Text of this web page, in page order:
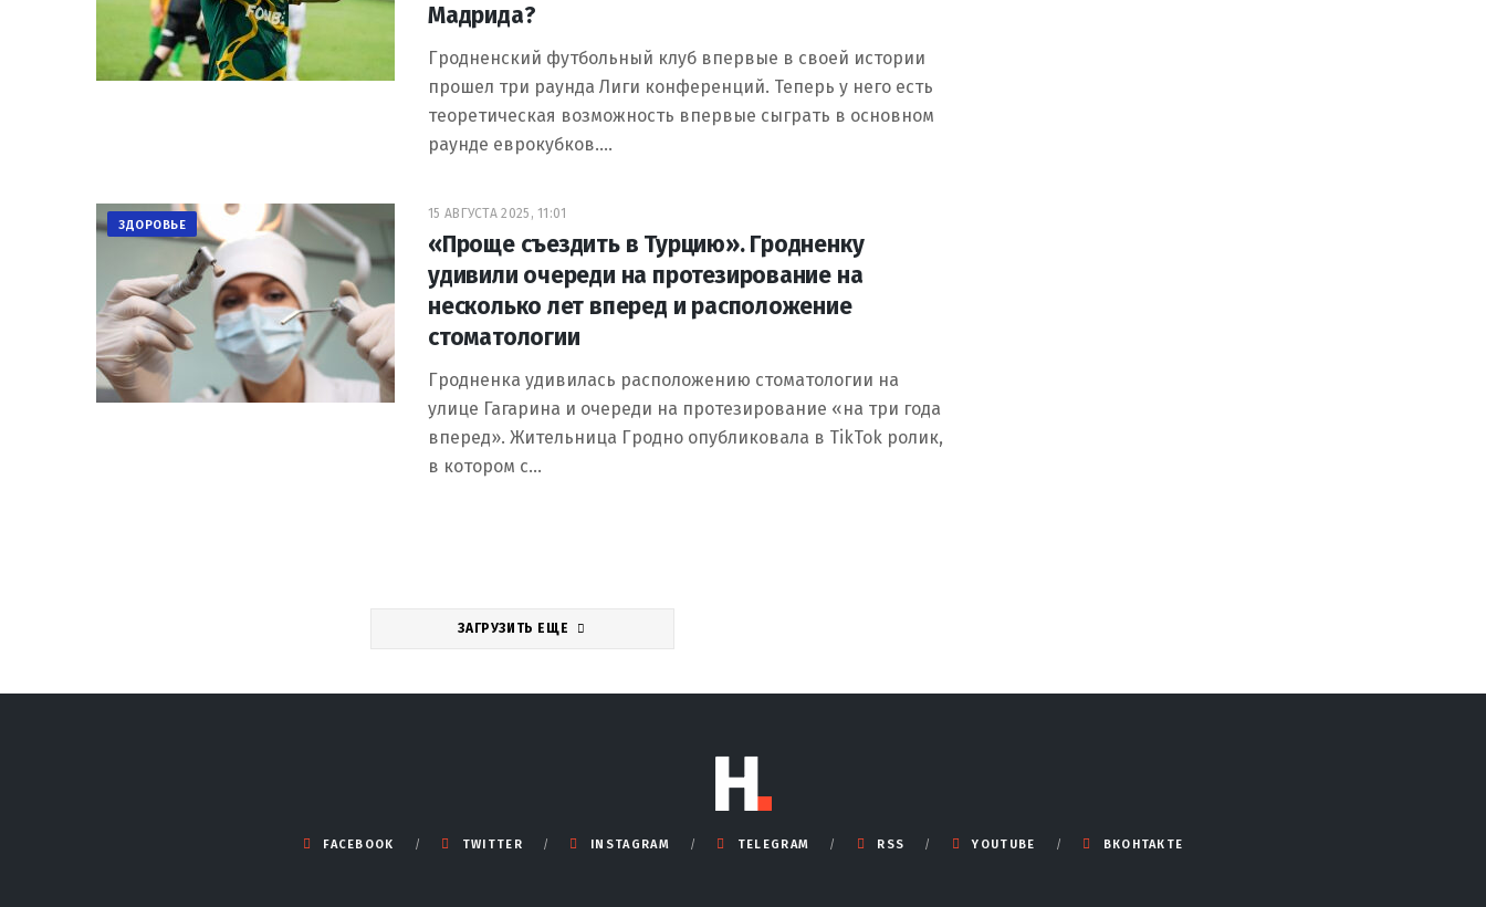
Мадрида?
Гродненский футбольный клуб впервые в своей истории
прошел три раунда Лиги конференций. Теперь у него есть
теоретическая возможность впервые сыграть в основном
раунде еврокубков.…
ЗДОРОВЬЕ
15 АВГУСТА 2025, 11:01
«Проще съездить в Турцию». Гродненку
удивили очереди на протезирование на
несколько лет вперед и расположение
стоматологии
Гродненка удивилась расположению стоматологии на
улице Гагарина и очереди на протезирование «на три года
вперед». Жительница Гродно опубликовала в TikTok ролик,
в котором с…
ЗАГРУЗИТЬ ЕЩЕ
FACEBOOK TWITTER INSTAGRAM TELEGRAM RSS YOUTUBE ВКОНТАКТЕ